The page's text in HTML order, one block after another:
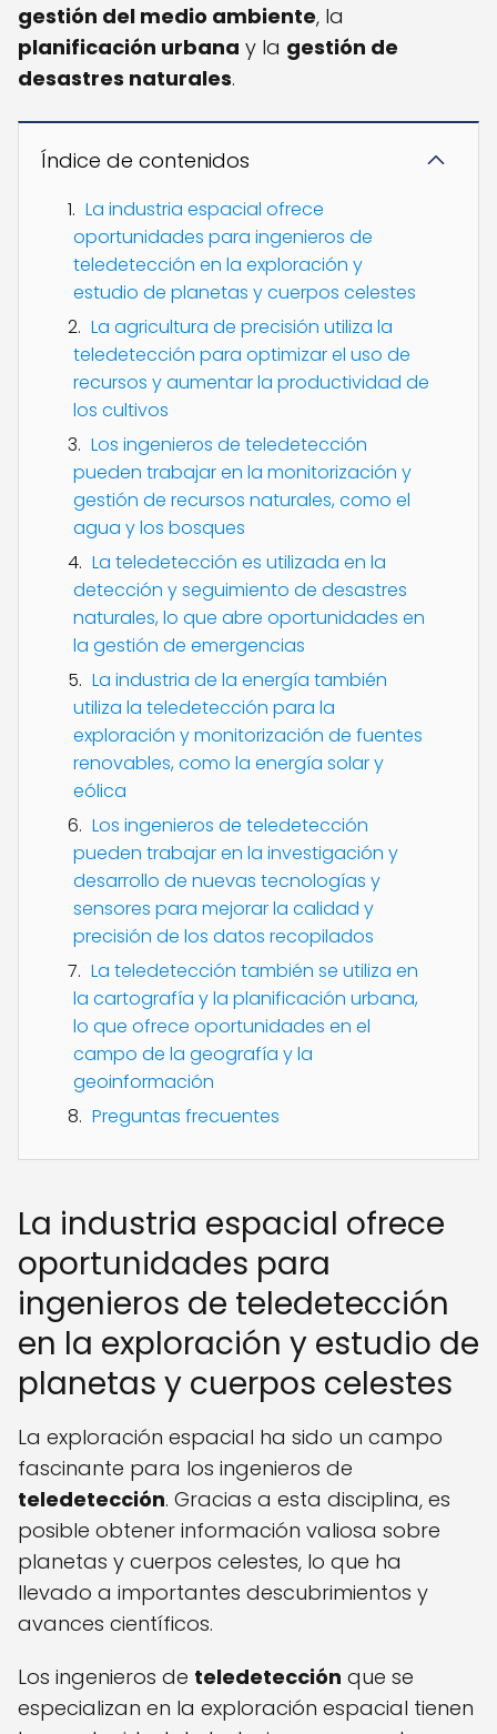
gestión del medio ambiente, la
planificación urbana y la gestión de
desastres naturales.
Índice de contenidos
La industria espacial ofrece
oportunidades para ingenieros de
teledetección en la exploración y
estudio de planetas y cuerpos celestes
La agricultura de precisión utiliza la
teledetección para optimizar el uso de
recursos y aumentar la productividad de
los cultivos
Los ingenieros de teledetección
pueden trabajar en la monitorización y
gestión de recursos naturales, como el
agua y los bosques
La teledetección es utilizada en la
detección y seguimiento de desastres
naturales, lo que abre oportunidades en
la gestión de emergencias
La industria de la energía también
utiliza la teledetección para la
exploración y monitorización de fuentes
renovables, como la energía solar y
eólica
Los ingenieros de teledetección
pueden trabajar en la investigación y
desarrollo de nuevas tecnologías y
sensores para mejorar la calidad y
precisión de los datos recopilados
La teledetección también se utiliza en
la cartografía y la planificación urbana,
lo que ofrece oportunidades en el
campo de la geografía y la
geoinformación
Preguntas frecuentes
La industria espacial ofrece
oportunidades para
ingenieros de teledetección
en la exploración y estudio de
planetas y cuerpos celestes
La exploración espacial ha sido un campo
fascinante para los ingenieros de
teledetección. Gracias a esta disciplina, es
posible obtener información valiosa sobre
planetas y cuerpos celestes, lo que ha
llevado a importantes descubrimientos y
avances científicos.
Los ingenieros de teledetección que se
especializan en la exploración espacial tienen